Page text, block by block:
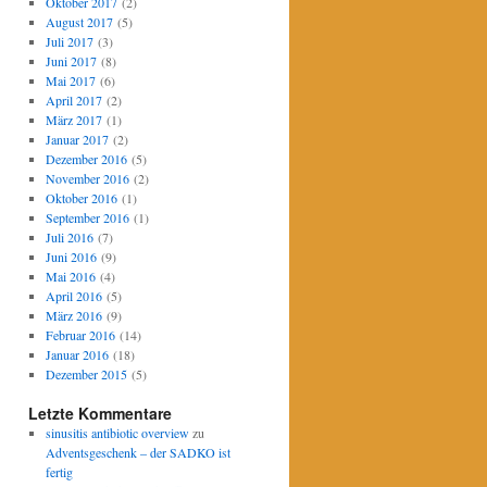
August 2017(5)
Juli 2017(3)
Juni 2017(8)
Mai 2017(6)
April 2017(2)
März 2017(1)
Januar 2017(2)
Dezember 2016(5)
November 2016(2)
Oktober 2016(1)
September 2016(1)
Juli 2016(7)
Juni 2016(9)
Mai 2016(4)
April 2016(5)
März 2016(9)
Februar 2016(14)
Januar 2016(18)
Dezember 2015(5)
Letzte Kommentare
sinusitis antibiotic overviewzu
Adventsgeschenk – der SADKO ist
fertig